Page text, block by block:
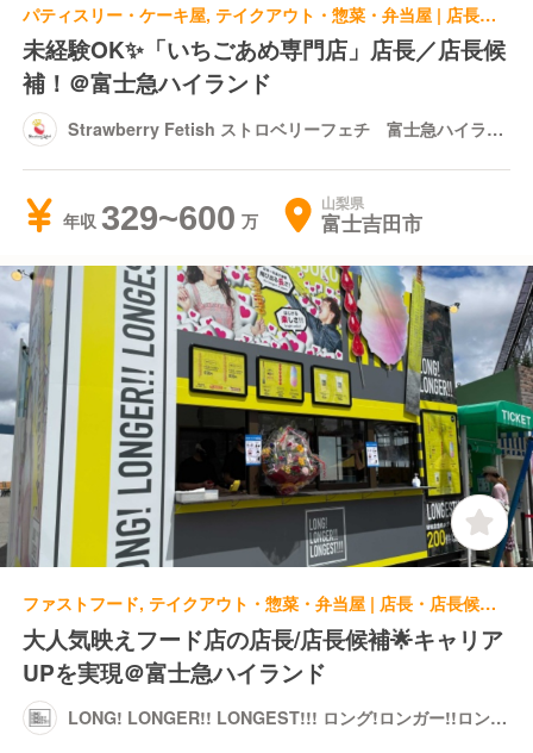
パティスリー・ケーキ屋, テイクアウト・惣菜・弁当屋 | 店長・店長候補 | Strawberry Fetish ストロベリーフェチ 富士急ハイランド店
未経験OK✨️「いちごあめ専門店」店長／店長候
補！＠富士急ハイランド
Strawberry Fetish ストロベリーフェチ 富士急ハイラン
年収 329~600 山梨県
富士吉田市
ファストフード, テイクアウト・惣菜・弁当屋 | 店長・店長候補 | LONG! LONGER!! LONGEST!!! ロング!ロンガー!!ロンゲスト!!! 富士急ハイランド店
大人気映えフード店の店長/店長候補🌟キャリア
UPを実現＠富士急ハイランド
LONG! LONGER!! LONGEST!!! ロング!ロンガー!!ロンゲ